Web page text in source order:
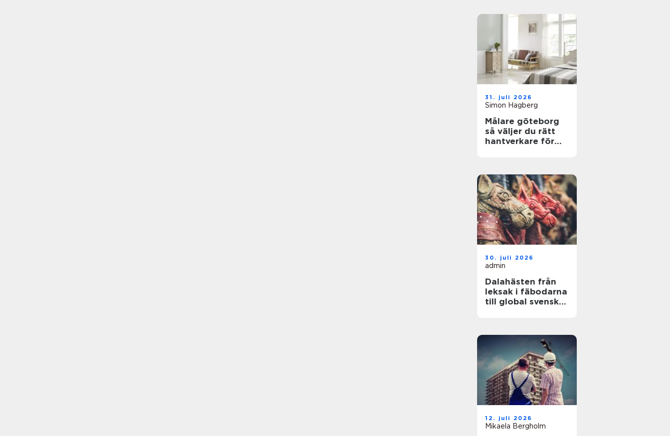
31. juli 2026
Simon Hagberg
Målare göteborg
så väljer du rätt
hantverkare för
30. juli 2026
admin
Dalahästen från
leksak i fäbodarna
till global svensk
12. juli 2026
Mikaela Bergholm